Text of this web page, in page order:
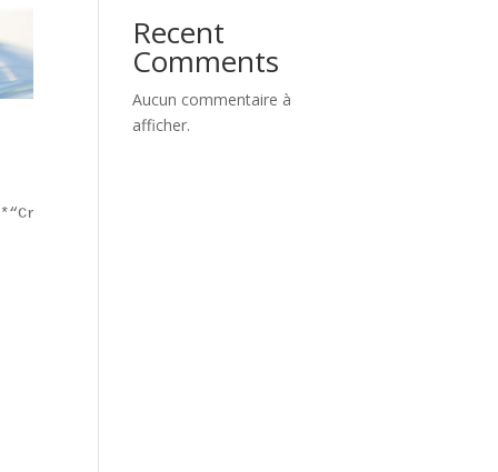
un **snack fusion** composé de riz,
Recent
Comments
Aucun commentaire à
afficher.